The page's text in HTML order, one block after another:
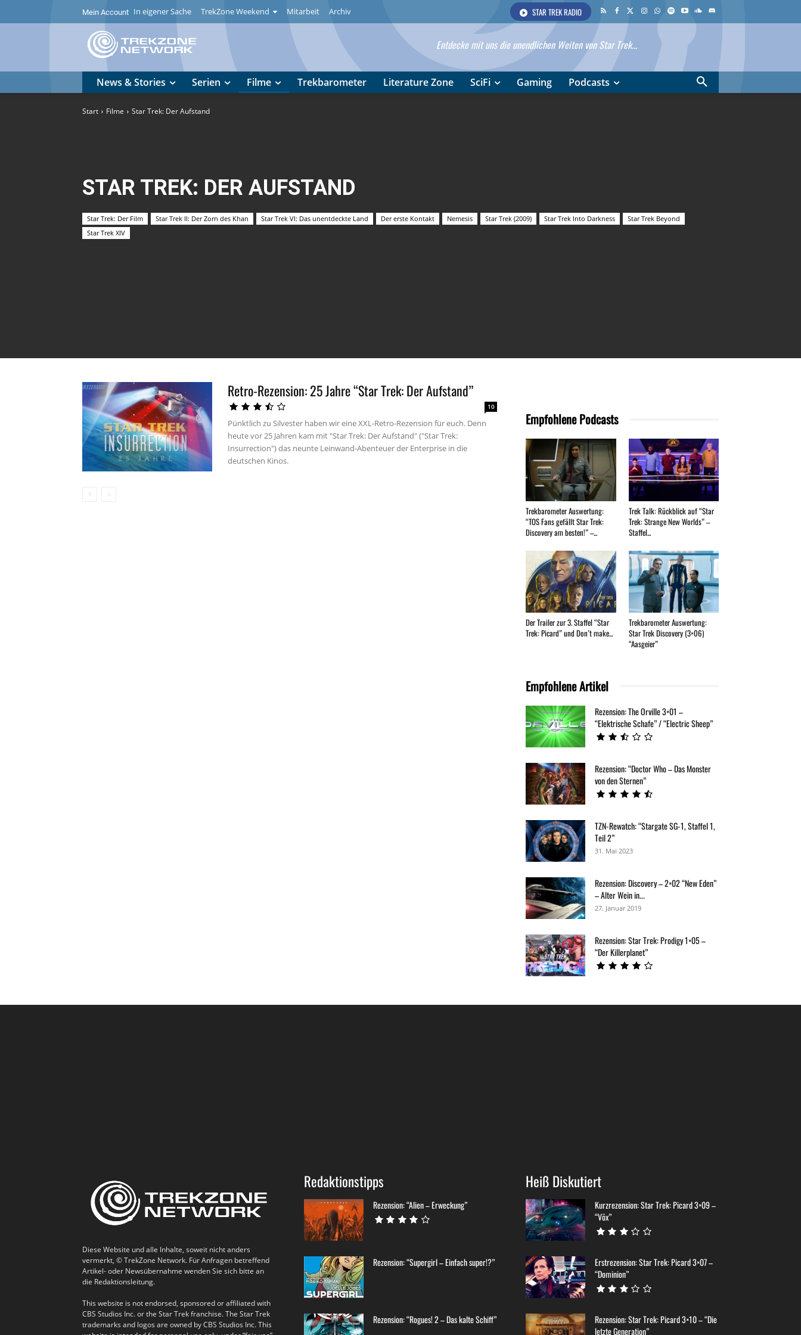
Mein Account In eigener Sache TrekZone Weekend Mitarbeit Archiv STAR TREK RADIO
Entdecke mit uns die unendlichen Weiten von Star Trek...
News & Stories Serien Filme Trekbarometer Literature Zone SciFi Gaming Podcasts
Start Filme Star Trek: Der Aufstand
STAR TREK: DER AUFSTAND
Star Trek: Der Film Star Trek II: Der Zorn des Khan Star Trek VI: Das unentdeckte Land Der erste Kontakt Nemesis Star Trek (2009) Star Trek Into Darkness
Star Trek Beyond
Star Trek XIV
Retro-Rezension: 25 Jahre “Star Trek: Der Aufstand”
10
Pünktlich zu Silvester haben wir eine XXL-Retro-Rezension für euch. Denn
heute vor 25 Jahren kam mit "Star Trek: Der Aufstand" ("Star Trek:
Insurrection") das neunte Leinwand-Abenteuer der Enterprise in die
deutschen Kinos.
Empfohlene Podcasts
Trekbarometer Auswertung:
“TOS Fans gefällt Star Trek:
Discovery am besten!” –...
Trek Talk: Rückblick auf “Star
Trek: Strange New Worlds” –
Staffel...
Der Trailer zur 3. Staffel “Star
Trek: Picard” und Don’t make...
Trekbarometer Auswertung:
Star Trek Discovery (3×06)
“Aasgeier”
Empfohlene Artikel
Rezension: The Orville 3×01 –
“Elektrische Schafe” / “Electric Sheep”
Rezension: “Doctor Who – Das Monster
von den Sternen”
TZN-Rewatch: “Stargate SG-1, Staffel 1,
Teil 2”
31. Mai 2023
Rezension: Discovery – 2×02 “New Eden”
– Alter Wein in...
27. Januar 2019
Rezension: Star Trek: Prodigy 1×05 –
“Der Killerplanet”
Diese Website und alle Inhalte, soweit nicht anders
vermerkt, © TrekZone Network. Für Anfragen betreffend
Artikel- oder Newsübernahme wenden Sie sich bitte an
die Redaktionsleitung.
This website is not endorsed, sponsored or affiliated with
CBS Studios Inc. or the Star Trek franchise. The Star Trek
trademarks and logos are owned by CBS Studios Inc. This
Redaktionstipps
Rezension: “Alien – Erweckung”
Rezension: “Supergirl – Einfach super!?”
Rezension: “Rogues! 2 – Das kalte Schiff”
Heiß Diskutiert
Kurzrezension: Star Trek: Picard 3×09 –
“Võx”
Erstrezension: Star Trek: Picard 3×07 –
“Dominion”
Rezension: Star Trek: Picard 3×10 – “Die
letzte Generation”